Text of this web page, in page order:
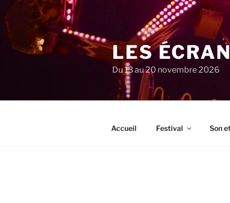
au
contenu
principal
LES
Du 13 au 20 novembre 2026
Accueil Festival Son